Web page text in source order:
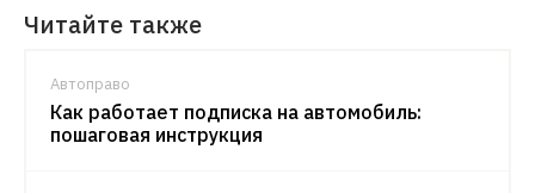
Читайте также
Автоправо
Как работает подписка на автомобиль:
пошаговая инструкция